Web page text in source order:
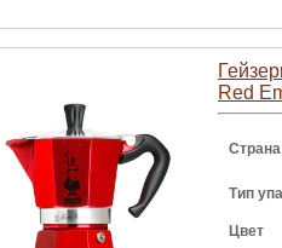
Red
Тип
Цвет